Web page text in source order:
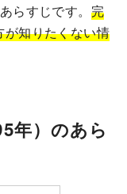
らすじです。 完
知りたくない情
年）のあら